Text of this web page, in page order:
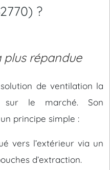
?
plus répandue
de ventilation la
sur le marché. Son
principe simple :
vers l’extérieur via un
d’extraction.